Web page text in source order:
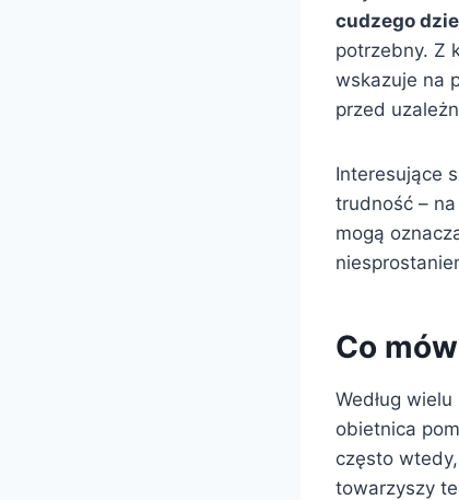
cudzego
potrzebny. Z
wskazuje na
przed
Interesujące
trudność –
mogą
Co
Według
obietnica
często
towarzyszy